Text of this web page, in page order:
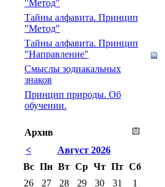
"Метод"
Тайны алфавита. Принцип
"Метод"
Тайны алфавита. Принцип
"Направление"
Смыслы зодиакальных
знаков
Принцип природы. Об
обучении.
Архив
<
Август 2026
Вс Пн Вт Ср Чт Пт Сб
26
27 28 29 30 31
1